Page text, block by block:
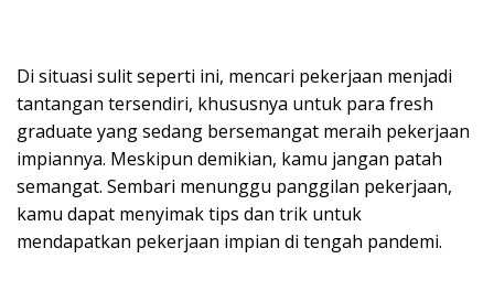
Di situasi sulit seperti ini, mencari pekerjaan menjadi
tantangan tersendiri, khususnya untuk para fresh
graduate yang sedang bersemangat meraih pekerjaan
impiannya. Meskipun demikian, kamu jangan patah
semangat. Sembari menunggu panggilan pekerjaan,
kamu dapat menyimak tips dan trik untuk
mendapatkan pekerjaan impian di tengah pandemi.